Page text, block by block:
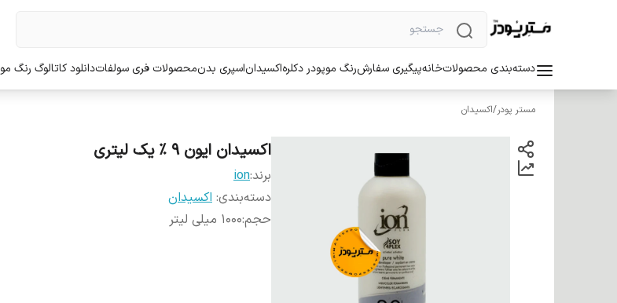
دسته‌بندی محصولاتخانهپیگیری سفارشرنگ موپودر دکلرهاکسیداناسپری بدنمحصولات فری سولفاتدانلود کاتالوگ رنگ مو
مستر پودر/اکسیدان
اکسیدان ایون 9 % یک لیتری
برند:ion
دسته‌بندی: اکسیدان
حجم:1000 میلی لیتر